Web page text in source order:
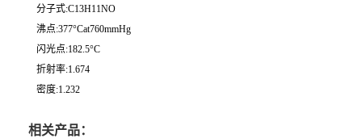
分子式:C13H11NO
沸点:377°Cat760mmHg
闪光点:182.5°C
折射率:1.674
密度:1.232
相关产品：